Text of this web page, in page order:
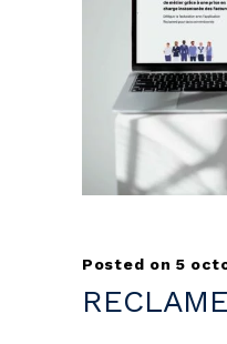
Posted on 5